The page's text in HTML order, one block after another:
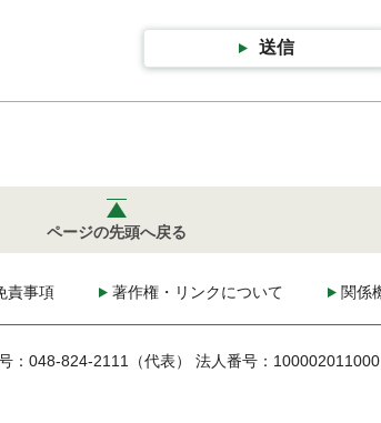
送信
ページの先頭へ戻る
責事項 著作権・リンクについて 関係
：048-824-2111（代表） 法人番号：